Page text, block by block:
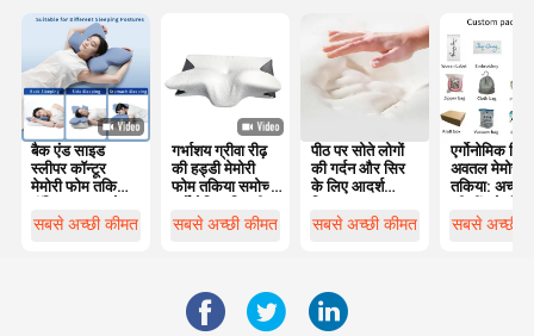
बैक एंड साइड
स्लीपर कॉन्टूर
मेमोरी फोम तकिया
साथ मशीन धोने के
सबसे अच्छी कीमत
गर्भाशय ग्रीवा रीढ़
की हड्डी मेमोरी
फोम तकिया समोच्च
के आकार का
सबसे अच्छी कीमत
पीठ पर सोते लोगों
की गर्दन और सिर
के लिए आदर्श
सबसे अच्छी कीमत
एर्गोनोमिक
अवतल मेमोरी-
तकिया: अच्छी
अंतिम समाधान
सबसे अच्छी